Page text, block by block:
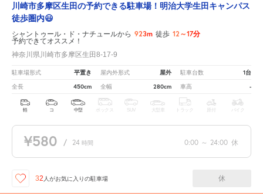
川崎市多摩区生田の予約できる駐車場！明治大学生田キャンパス
徒歩圏内😃
シャントゥール・ド・ナチュールから 923m 徒歩 12～17分
予約できてオススメ！
神奈川県川崎市多摩区生田8-17-9
駐車場形式 平置き 屋内外形式 屋外 駐車台数 1台
全長 450cm 全幅 280cm 車高 -
軽 コ 中型 ボックス SUV 大型車 トラック 原付 バイク
¥580 / 24 時間 0:00 ～ 24:00 休
32 人がお気に入りの駐車場 休